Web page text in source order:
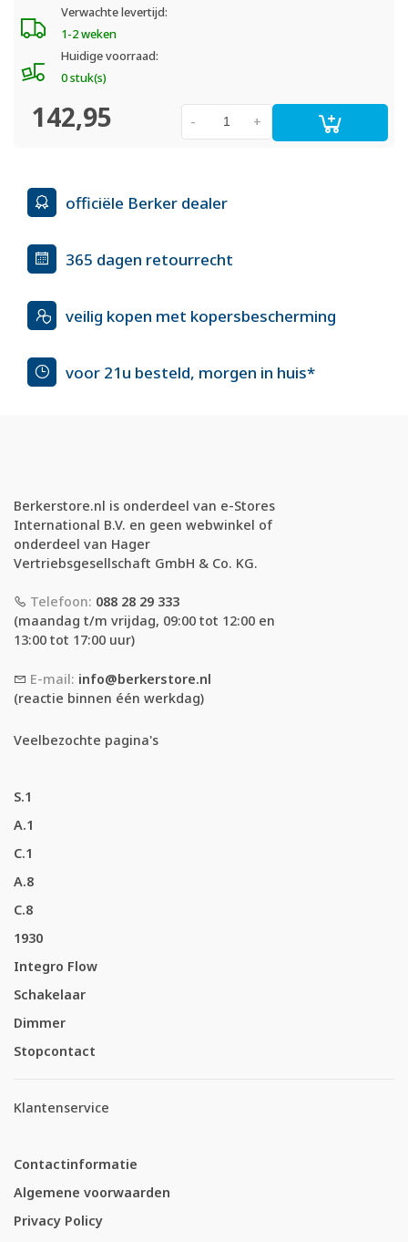
Verwachte levertijd:
1-2 weken
Huidige voorraad:
0 stuk(s)
142,95 +
-
officiële Berker dealer
365 dagen retourrecht
veilig kopen met kopersbescherming
voor 21u besteld, morgen in huis*
Berkerstore.nl is onderdeel van e-Stores
International B.V. en geen webwinkel of
onderdeel van Hager
Vertriebsgesellschaft GmbH & Co. KG.
Telefoon: 088 28 29 333
(maandag t/m vrijdag, 09:00 tot 12:00 en
13:00 tot 17:00 uur)
E-mail: info@berkerstore.nl
(reactie binnen één werkdag)
Veelbezochte pagina's
S.1
A.1
C.1
A.8
C.8
1930
Integro Flow
Schakelaar
Dimmer
Stopcontact
Klantenservice
Contactinformatie
Algemene voorwaarden
Privacy Policy